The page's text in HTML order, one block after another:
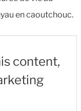
en caoutchouc.
content,